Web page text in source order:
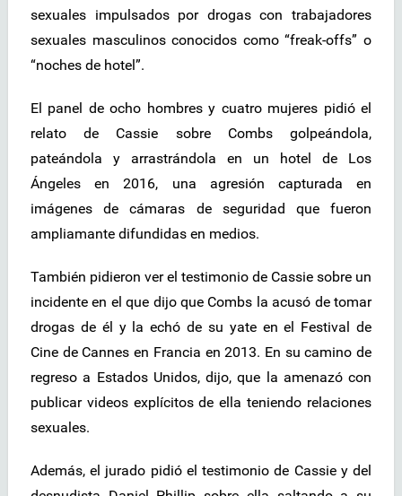
sexuales impulsados por drogas con trabajadores
sexuales masculinos conocidos como “freak-offs” o
“noches de hotel”.
El panel de ocho hombres y cuatro mujeres pidió el
relato de Cassie sobre Combs golpeándola,
pateándola y arrastrándola en un hotel de Los
Ángeles en 2016, una agresión capturada en
imágenes de cámaras de seguridad que fueron
ampliamante difundidas en medios.
También pidieron ver el testimonio de Cassie sobre un
incidente en el que dijo que Combs la acusó de tomar
drogas de él y la echó de su yate en el Festival de
Cine de Cannes en Francia en 2013. En su camino de
regreso a Estados Unidos, dijo, que la amenazó con
publicar videos explícitos de ella teniendo relaciones
sexuales.
Además, el jurado pidió el testimonio de Cassie y del